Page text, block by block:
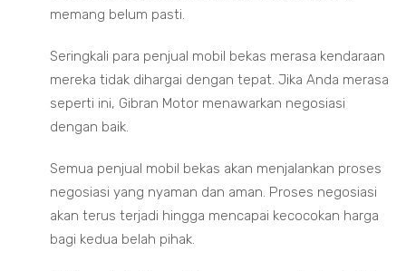
memang belum pasti.
Seringkali para penjual mobil bekas merasa kendaraan
mereka tidak dihargai dengan tepat. Jika Anda merasa
seperti ini, Gibran Motor menawarkan negosiasi
dengan baik.
Semua penjual mobil bekas akan menjalankan proses
negosiasi yang nyaman dan aman. Proses negosiasi
akan terus terjadi hingga mencapai kecocokan harga
bagi kedua belah pihak.